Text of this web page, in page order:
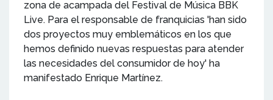
zona de acampada del Festival de Música BBK
Live. Para el responsable de franquicias 'han sido
dos proyectos muy emblemáticos en los que
hemos definido nuevas respuestas para atender
las necesidades del consumidor de hoy' ha
manifestado Enrique Martínez.